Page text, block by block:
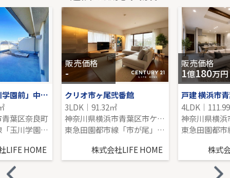
南武線「武蔵中原」新築分譲
-｜4LDK｜97.94㎡｜-
販売価格を見る
小田急線「玉川学園前」中古戸建
葉区奈良町
小田急小田原線「玉川学園前」駅 徒歩9分
LIFE HOME
販売価格
-
クリオ市ヶ尾弐番館
3LDK｜91.32㎡
神奈川県横浜市青葉区市ケ尾町
東急田園都市線「市が尾」駅 徒歩21分
株式会社LIFE HOME
販売価格
1億180万円
戸建 横浜市
4LDK｜
神奈川県横
株式